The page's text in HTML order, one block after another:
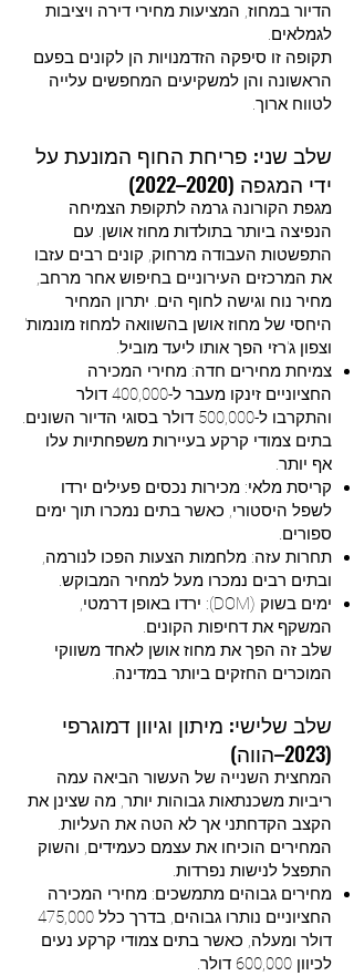
הדיור במחוז, המציעות מחירי דירה ויציבות
לגמלאים.
תקופה זו סיפקה הזדמנויות הן לקונים בפעם
הראשונה והן למשקיעים המחפשים עלייה
לטווח ארוך.
שלב שני: פריחת החוף המונעת על
ידי המגפה (2020–2022)
מגפת הקורונה גרמה לתקופת הצמיחה
הנפיצה ביותר בתולדות מחוז אושן. עם
התפשטות העבודה מרחוק, קונים רבים עזבו
את המרכזים העירוניים בחיפוש אחר מרחב,
מחיר נוח וגישה לחוף הים. יתרון המחיר
היחסי של מחוז אושן בהשוואה למחוז מונמות'
וצפון ג'רזי הפך אותו ליעד מוביל.
צמיחת מחירים חדה: מחירי המכירה
החציוניים זינקו מעבר ל-400,000 דולר
והתקרבו ל-500,000 דולר בסוגי הדיור השונים.
בתים צמודי קרקע בעיירות משפחתיות עלו
אף יותר.
קריסת מלאי: מכירות נכסים פעילים ירדו
לשפל היסטורי, כאשר בתים נמכרו תוך ימים
ספורים.
תחרות עזה: מלחמות הצעות הפכו לנורמה,
ובתים רבים נמכרו מעל למחיר המבוקש.
ימים בשוק (DOM): ירדו באופן דרמטי,
המשקף את דחיפות הקונים.
שלב זה הפך את מחוז אושן לאחד משווקי
המוכרים החזקים ביותר במדינה.
שלב שלישי: מיתון וגיוון דמוגרפי
(2023–הווה)
המחצית השנייה של העשור הביאה עמה
ריביות משכנתאות גבוהות יותר, מה שצינן את
הקצב הקדחתני אך לא הטה את העליות.
המחירים הוכיחו את עצמם כעמידים, והשוק
התפצל לנישות נפרדות.
מחירים גבוהים מתמשכים: מחירי המכירה
החציוניים נותרו גבוהים, בדרך כלל 475,000
דולר ומעלה, כאשר בתים צמודי קרקע נעים
לכיוון 600,000 דולר.